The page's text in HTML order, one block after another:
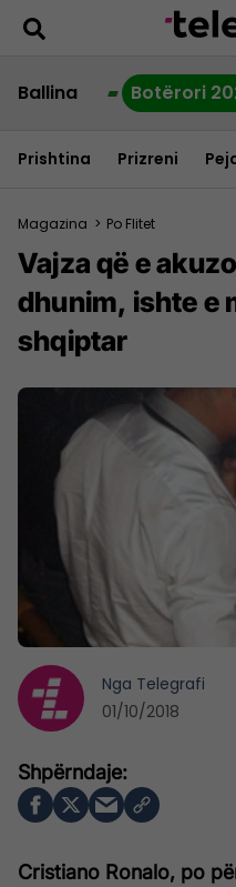
Ballina Botërori
Prishtina Prizreni
Magazina > Po Flitet
Vajza që e
dhunim, ishte e
shqiptar
Cristiano Ronalo, po
Nga Telegrafi
01/10/2018